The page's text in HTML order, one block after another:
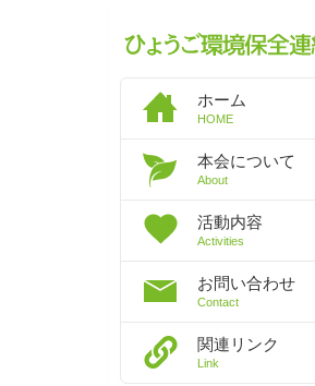
ホーム
HOME
本会について
About
活動内容
Activities
お問い合わせ
Contact
関連リンク
Link